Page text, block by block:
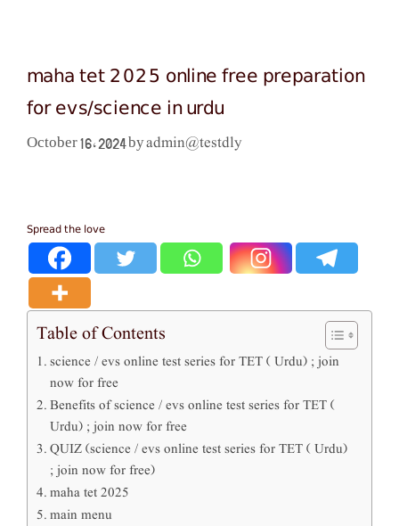
maha tet 2025 online free preparation
for evs/science in urdu
October 16, 2024 byadmin@testdly
Spread the love
Table of Contents
science / evs online test series for TET ( Urdu) ; join
now for free
Benefits of science / evs online test series for TET (
Urdu) ; join now for free
QUIZ (science / evs online test series for TET ( Urdu)
; join now for free)
maha tet 2025
main menu